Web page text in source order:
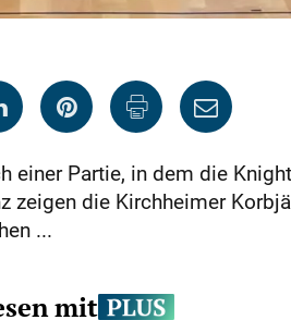
Partie, in dem die
zeigen die Kirchheimer
...